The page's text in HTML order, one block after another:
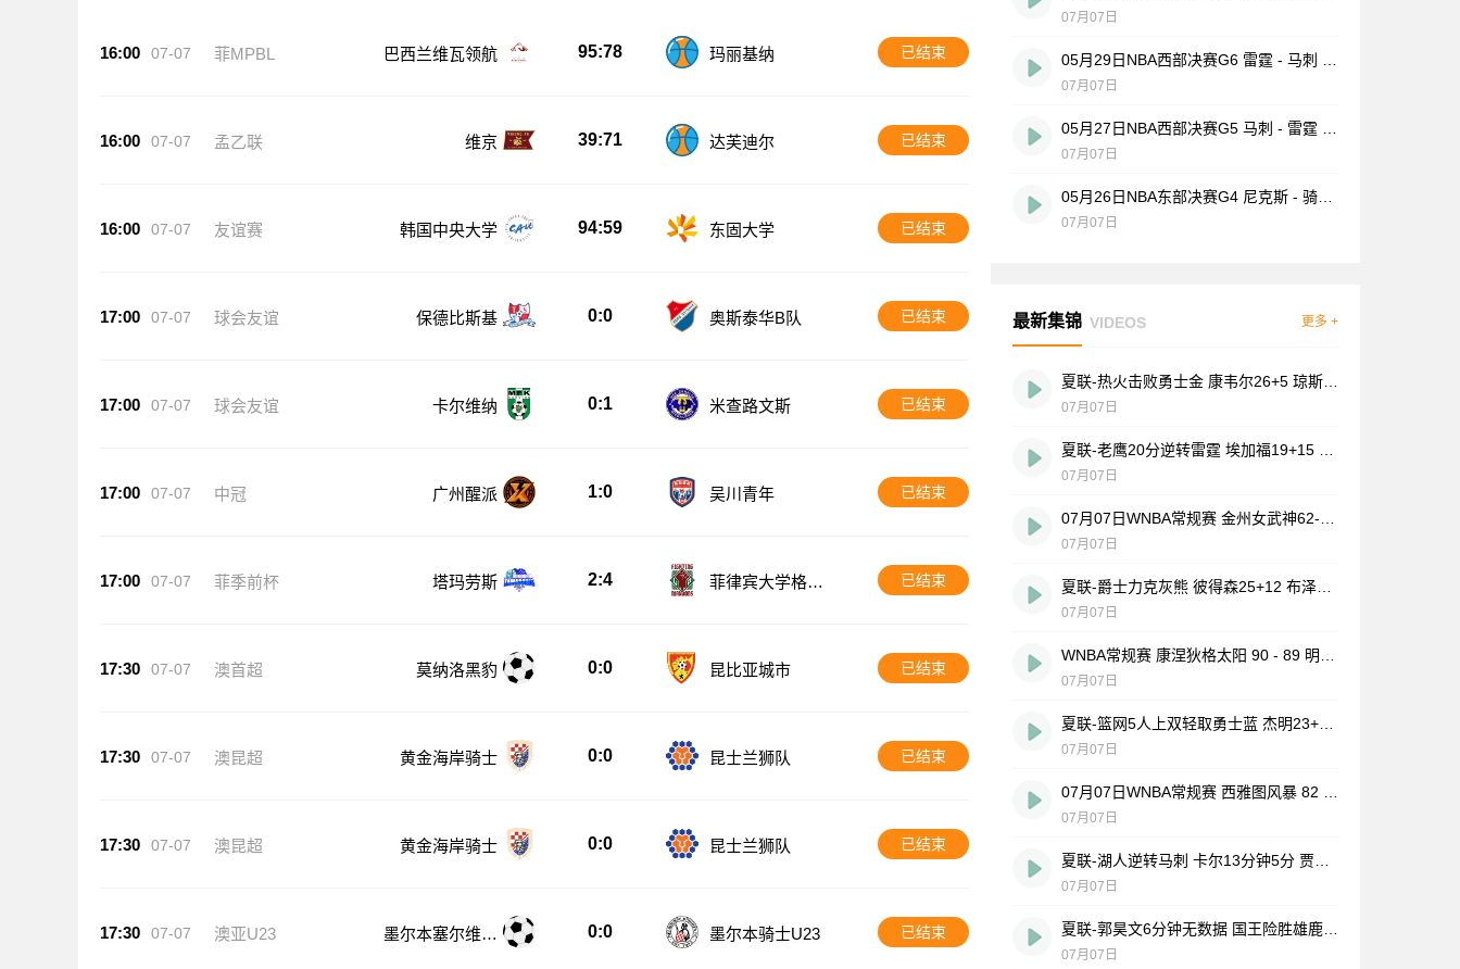
16:00 07-07 菲MPBL 巴西兰维瓦领航 95:78 玛丽基纳 已结束
16:00 07-07 孟乙联 维京 39:71 达芙迪尔 已结束
16:00 07-07 友谊赛 韩国中央大学 94:59 东固大学 已结束
17:00 07-07 球会友谊 保德比斯基 0:0 奥斯泰华B队 已结束
17:00 07-07 球会友谊 卡尔维纳 0:1 米查路文斯 已结束
17:00 07-07 中冠 广州醒派 1:0 吴川青年 已结束
17:00 07-07 菲季前杯 塔玛劳斯 2:4
菲律宾大学格斗
已结束
17:30 07-07 澳首超 莫纳洛黑豹 0:0 昆比亚城市 已结束
17:30 07-07 澳昆超 黄金海岸骑士 0:0 昆士兰狮队 已结束
17:30 07-07 澳昆超 黄金海岸骑士 0:0 昆士兰狮队 已结束
17:30 07-07 澳亚U23
墨尔本塞尔维U
0:0 墨尔本骑士U23 已结束
07月07日
07月07日
07月07日
07月07日
最新集锦 VIDEOS 更多 +
07月07日
07月07日
07月07日
07月07日
07月07日
07月07日
07月07日
07月07日
07月07日